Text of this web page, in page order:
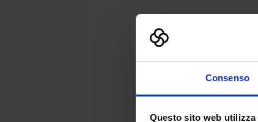
Consenso
Questo sito web